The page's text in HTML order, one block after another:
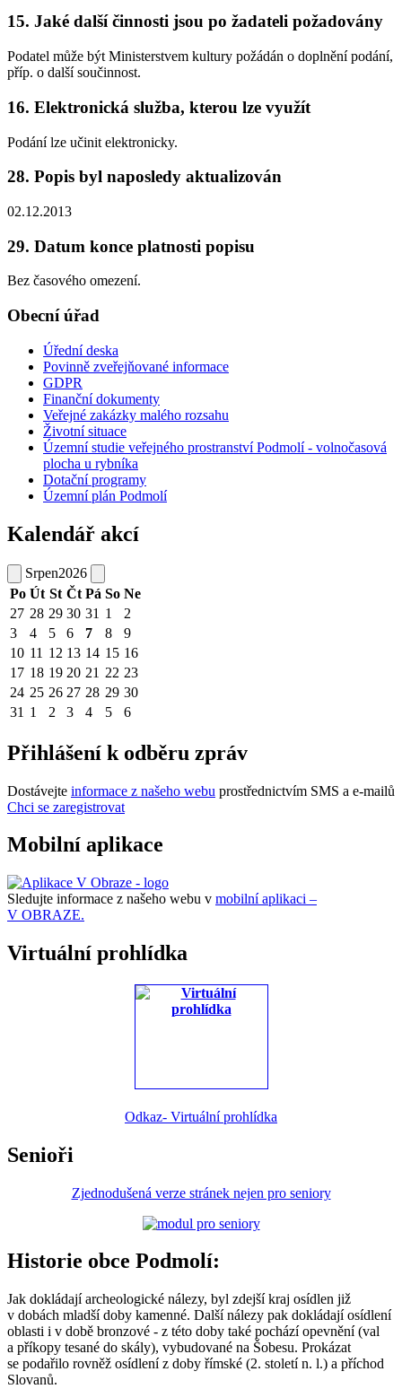
15. Jaké další činnosti jsou po žadateli požadovány
Podatel může být Ministerstvem kultury požádán o doplnění podání,
příp. o další součinnost.
16. Elektronická služba, kterou lze využít
Podání lze učinit elektronicky.
28. Popis byl naposledy aktualizován
02.12.2013
29. Datum konce platnosti popisu
Bez časového omezení.
Obecní úřad
Úřední deska
Povinně zveřejňované informace
GDPR
Finanční dokumenty
Veřejné zakázky malého rozsahu
Životní situace
Územní studie veřejného prostranství Podmolí - volnočasová
plocha u rybníka
Dotační programy
Územní plán Podmolí
Kalendář akcí
Srpen2026
Po Út St Čt Pá So Ne
27 28 29 30 31 1
2
3
4 5 6 7 8
9
10 11 12 13 14 15 16
17 18 19 20 21 22 23
24 25 26 27 28 29 30
31 1 2 3 4 5 6
Přihlášení k odběru zpráv
Dostávejte informace z našeho webu prostřednictvím SMS a e-mailů
Chci se zaregistrovat
Mobilní aplikace
Sledujte informace z našeho webu v mobilní aplikaci –
V OBRAZE.
Virtuální prohlídka
Odkaz- Virtuální prohlídka
Senioři
Zjednodušená verze stránek nejen pro seniory
Historie obce Podmolí:
Jak dokládají archeologické nálezy, byl zdejší kraj osídlen již
v dobách mladší doby kamenné. Další nálezy pak dokládají osídlení
oblasti i v době bronzové - z této doby také pochází opevnění (val
a příkopy tesané do skály), vybudované na Šobesu. Prokázat
se podařilo rovněž osídlení z doby římské (2. století n. l.) a příchod
Slovanů.